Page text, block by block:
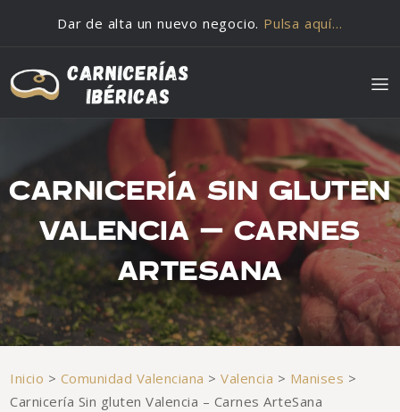
Dar de alta un nuevo negocio. Pulsa aquí…
CARNICERÍA SIN GLUTEN
VALENCIA – CARNES
ARTESANA
Inicio > Comunidad Valenciana >Valencia > Manises >
Carnicería Sin gluten Valencia – Carnes ArteSana